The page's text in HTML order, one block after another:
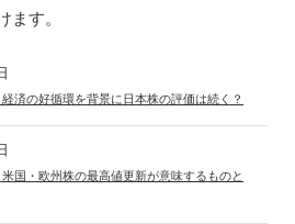
ます。
済の好循環を背景に日本株の評価は続く？
米国・欧州株の最高値更新が意味するものと